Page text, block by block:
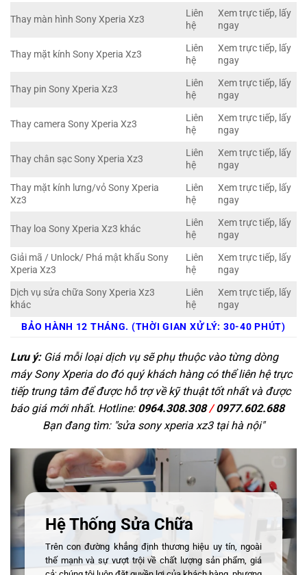
Thay màn hình Sony Xperia Xz3
Liên
hệ
Xem trực tiếp, lấy
ngay
Thay mặt kính Sony Xperia Xz3
Liên
hệ
Xem trực tiếp, lấy
ngay
Thay pin Sony Xperia Xz3
Liên
hệ
Xem trực tiếp, lấy
ngay
Thay camera Sony Xperia Xz3
Liên
hệ
Xem trực tiếp, lấy
ngay
Thay chân sạc Sony Xperia Xz3
Liên
hệ
Xem trực tiếp, lấy
ngay
Thay mặt kính lưng/vỏ Sony Xperia
Xz3
Liên
hệ
Xem trực tiếp, lấy
ngay
Thay loa Sony Xperia Xz3 khác
Liên
hệ
Xem trực tiếp, lấy
ngay
Giải mã / Unlock/ Phá mật khẩu Sony
Xperia Xz3
Liên
hệ
Xem trực tiếp, lấy
ngay
Dịch vụ sửa chữa Sony Xperia Xz3
khác
Liên
hệ
Xem trực tiếp, lấy
ngay
BẢO HÀNH 12 THÁNG. (THỜI GIAN XỬ LÝ: 30-40 PHÚT)
Lưu ý:Giá mỗi loại dịch vụ sẽ phụ thuộc vào từng dòng
máy Sony Xperia do đó quý khách hàng có thể liên hệ trực
tiếp trung tâm để được hỗ trợ về kỹ thuật tốt nhất và được
báo giá mới nhất. Hotline: 0964.308.308/0977.602.688
Bạn đang tìm: "sửa sony xperia xz3 tại hà nội"
Hệ Thống Sửa Chữa
Trên con đường khẳng định thương hiệu uy tín, ngoài
thế mạnh và sự vượt trội về chất lượng sản phẩm, giá